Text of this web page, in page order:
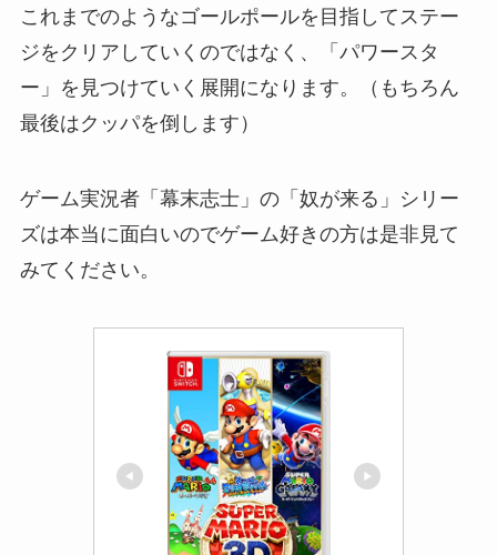
これまでのようなゴールポールを目指してステー
ジをクリアしていくのではなく、「パワースタ
ー」を見つけていく展開になります。（もちろん
最後はクッパを倒します）
ゲーム実況者「幕末志士」の「奴が来る」シリー
ズは本当に面白いのでゲーム好きの方は是非見て
みてください。